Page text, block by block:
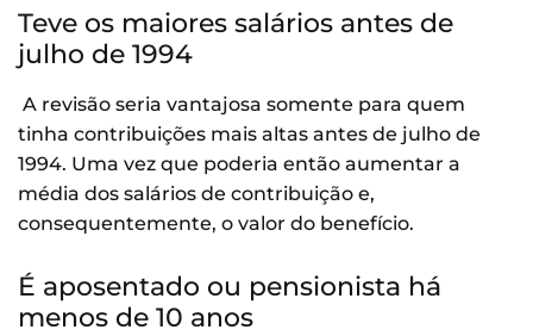
Teve os maiores salários antes de
julho de 1994
A revisão seria vantajosa somente para quem
tinha contribuições mais altas antes de julho de
1994. Uma vez que poderia então aumentar a
média dos salários de contribuição e,
consequentemente, o valor do benefício.
É aposentado ou pensionista há
menos de 10 anos